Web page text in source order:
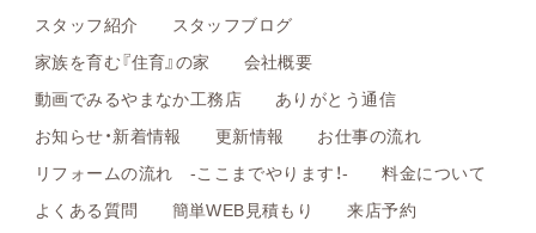
スタッフ紹介
スタッフブログ
家族を育む『住育』の家
会社概要
動画でみるやまなか工務店
ありがとう通信
お知らせ・新着情報
更新情報
お仕事の流れ
リフォームの流れ -ここまでやります！-
料金について
よくある質問
簡単WEB見積もり
来店予約